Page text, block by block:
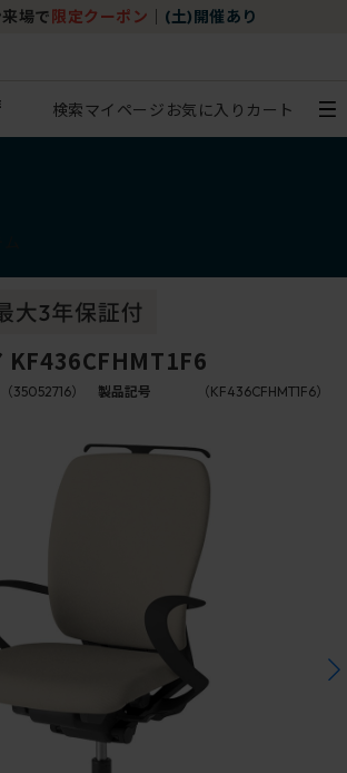
場で 限定クーポン (土)開催あり
検索マイページ お気に入り カート
KF436CFHMT1F6
（35052716） 製品記号 （KF436CFHMT1F6）